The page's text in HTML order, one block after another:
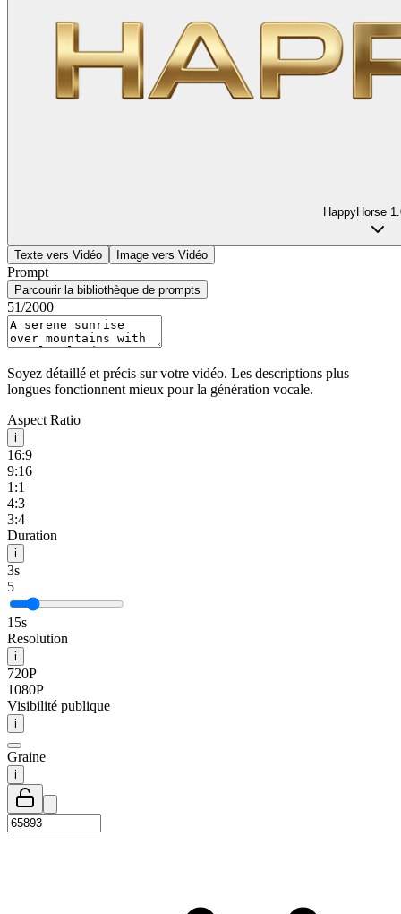
HappyHorse
Texte vers Vidéo Image vers Vidéo
Prompt
Parcourir la bibliothèque de prompts
51/2000
Soyez détaillé et précis sur votre vidéo. Les descriptions plus
longues fonctionnent mieux pour la génération vocale.
Aspect Ratio
i
16:9
9:16
1:1
4:3
3:4
Duration
i
3s
5
15s
Resolution
i
720P
1080P
Visibilité publique
i
Graine
i